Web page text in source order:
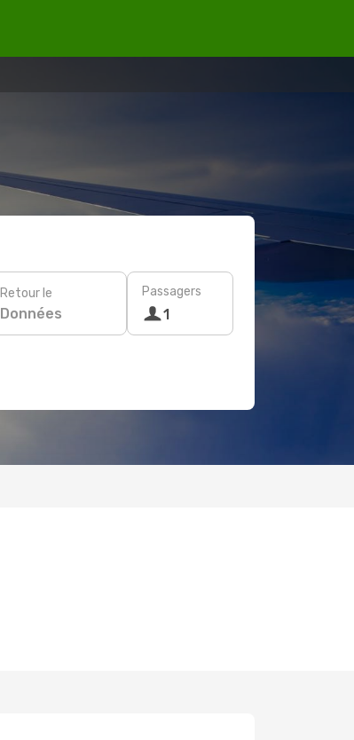
Retour le
Données
Passagers
1